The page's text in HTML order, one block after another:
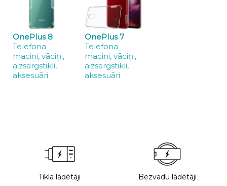
OnePlus 8
Telefona
maciņi, vāciņi,
aizsargstikli,
aksesuāri
OnePlus 7
Telefona
maciņi, vāciņi,
aizsargstikli,
aksesuāri
Tīkla lādētāji Bezvadu lādētāji